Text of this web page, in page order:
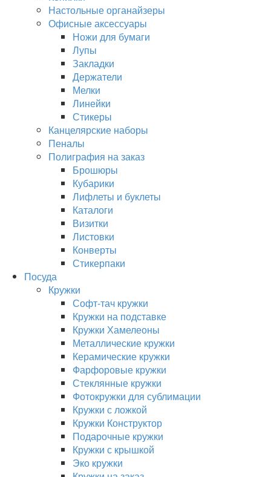
Настольные органайзеры
Офисные аксессуары
Ножи для бумаги
Лупы
Закладки
Держатели
Мелки
Линейки
Стикеры
Канцелярские наборы
Пеналы
Полиграфия на заказ
Брошюры
Кубарики
Лифлеты и буклеты
Каталоги
Визитки
Листовки
Конверты
Стикерпаки
Посуда
Кружки
Софт-тач кружки
Кружки на подставке
Кружки Хамелеоны
Металлические кружки
Керамические кружки
Фарфоровые кружки
Стеклянные кружки
Фотокружки для сублимации
Кружки с ложкой
Кружки Конструктор
Подарочные кружки
Кружки с крышкой
Эко кружки